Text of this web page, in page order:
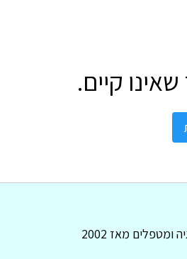
קיים.
מאז 2002